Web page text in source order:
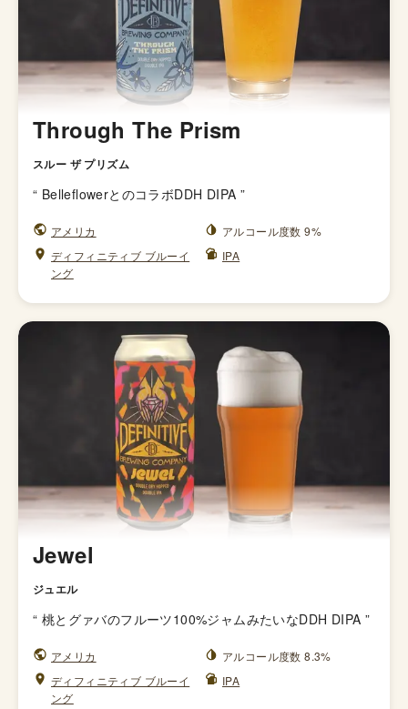
Through The Prism
スルー ザ プリズム
“ BelleflowerとのコラボDDH DIPA ”
アメリカ
アルコール度数 9%
ディフィニティブ ブルーイ
ング
IPA
Jewel
ジュエル
“ 桃とグァバのフルーツ100%ジャムみたいなDDH DIPA ”
アメリカ
アルコール度数 8.3%
ディフィニティブ ブルーイ
ング
IPA